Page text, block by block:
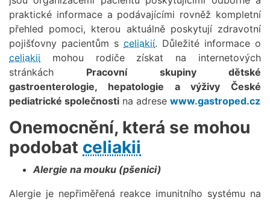
praktické informace a podávajícími rovněž kompletní
přehled pomoci, kterou aktuálně poskytují zdravotní
pojišťovny pacientům s celiakií. Důležité informace o
celiakii mohou rodiče získat na internetových
stránkách Pracovní skupiny dětské
gastroenterologie, hepatologie a výživy České
pediatrické společnosti na adrese www.gastroped.cz
Onemocnění, která se mohou
podobat celiakii
Alergie na mouku (pšenici)
Alergie je nepřiměřená reakce imunitního systému na